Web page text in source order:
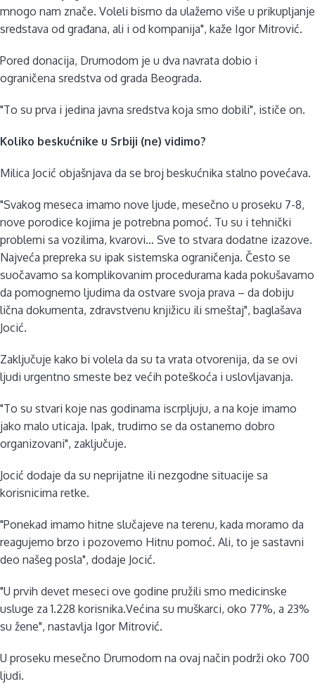
mnogo nam znače. Voleli bismo da ulažemo više u prikupljanje
sredstava od građana, ali i od kompanija", kaže Igor Mitrović.
Pored donacija, Drumodom je u dva navrata dobio i
ograničena sredstva od grada Beograda.
"To su prva i jedina javna sredstva koja smo dobili", ističe on.
Koliko beskućnike u Srbiji (ne) vidimo?
Milica Jocić objašnjava da se broj beskućnika stalno povećava.
"Svakog meseca imamo nove ljude, mesečno u proseku 7-8,
nove porodice kojima je potrebna pomoć. Tu su i tehnički
problemi sa vozilima, kvarovi… Sve to stvara dodatne izazove.
Najveća prepreka su ipak sistemska ograničenja. Često se
suočavamo sa komplikovanim procedurama kada pokušavamo
da pomognemo ljudima da ostvare svoja prava – da dobiju
lična dokumenta, zdravstvenu knjižicu ili smeštaj", baglašava
Jocić.
Zaključuje kako bi volela da su ta vrata otvorenija, da se ovi
ljudi urgentno smeste bez većih poteškoća i uslovljavanja.
"To su stvari koje nas godinama iscrpljuju, a na koje imamo
jako malo uticaja. Ipak, trudimo se da ostanemo dobro
organizovani", zaključuje.
Jocić dodaje da su neprijatne ili nezgodne situacije sa
korisnicima retke.
"Ponekad imamo hitne slučajeve na terenu, kada moramo da
reagujemo brzo i pozovemo Hitnu pomoć. Ali, to je sastavni
deo našeg posla", dodaje Jocić.
"U prvih devet meseci ove godine pružili smo medicinske
usluge za 1.228 korisnika.Većina su muškarci, oko 77%, a 23%
su žene", nastavlja Igor Mitrović.
U proseku mesečno Drumodom na ovaj način podrži oko 700
ljudi.